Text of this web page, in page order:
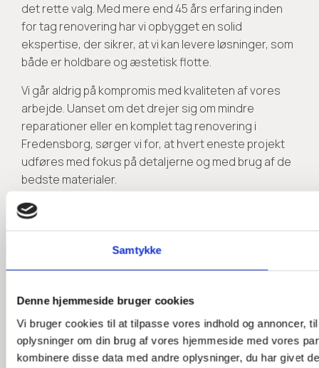
Samtykke
Denne hjemmeside bruger cookies
Vi bruger cookies til at tilpasse vores indhold og annoncer,
oplysninger om din brug af vores hjemmeside med vores
kombinere disse data med andre oplysninger, du har givet
det rette valg. Med mere end 45 års erfaring inden
for tag renovering har vi opbygget en solid
ekspertise, der sikrer, at vi kan levere løsninger, som
både er holdbare og æstetisk flotte.
Vi går aldrig på kompromis med kvaliteten af vores
arbejde. Uanset om det drejer sig om mindre
reparationer eller en komplet tag renovering i
Fredensborg, sørger vi for, at hvert eneste projekt
udføres med fokus på detaljerne og med brug af de
bedste materialer.
INDHENT TILBUD